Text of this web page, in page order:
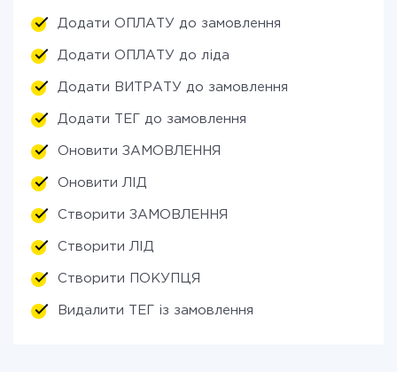
Додати ОПЛАТУ до замовлення
Додати ОПЛАТУ до ліда
Додати ВИТРАТУ до замовлення
Додати ТЕГ до замовлення
Оновити ЗАМОВЛЕННЯ
Оновити ЛІД
Створити ЗАМОВЛЕННЯ
Створити ЛІД
Створити ПОКУПЦЯ
Видалити ТЕГ із замовлення